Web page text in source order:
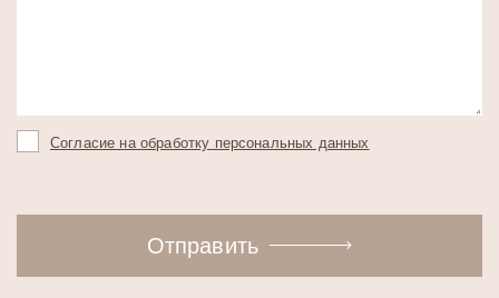
Согласие на обработку персональных данных
Отправить